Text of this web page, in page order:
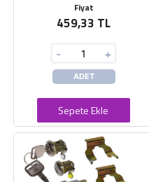
Fiyat
459,33 TL
- +
ADET
Sepete Ekle